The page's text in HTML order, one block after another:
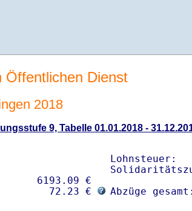
Öffentlichen Dienst
2018
9, Tabelle 01.01.2018 -
6193.09 €
72.23 €
Lohnsteuer:
Abzüge